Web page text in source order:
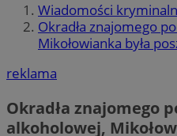
Wiadomości
Okradła znajomego
Mikołowianka była
reklama
Okradła znajomego
alkoholowej,